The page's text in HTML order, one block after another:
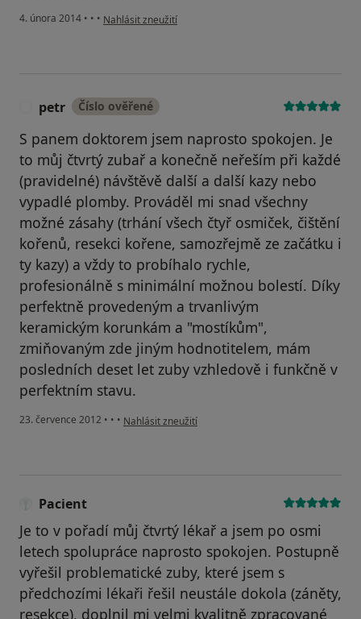
4. února 2014 • • • podle názoru uživatele Váš účet byl odstraněn
Nahlásit zneužití
petr Číslo ověřené
S panem doktorem jsem naprosto spokojen. Je
to můj čtvrtý zubař a konečně neřeším při každé
(pravidelné) návštěvě další a další kazy nebo
vypadlé plomby. Prováděl mi snad všechny
možné zásahy (trhání všech čtyř osmiček, čištění
kořenů, resekci kořene, samozřejmě ze začátku i
ty kazy) a vždy to probíhalo rychle,
profesionálně s minimální možnou bolestí. Díky
perfektně provedeným a trvanlivým
keramickým korunkám a "mostíkům",
zmiňovaným zde jiným hodnotitelem, mám
posledních deset let zuby vzhledově i funkčně v
perfektním stavu.
23. července 2012 • • • podle názoru uživatele petr
Nahlásit zneužití
Pacient
Je to v pořadí můj čtvrtý lékař a jsem po osmi
letech spolupráce naprosto spokojen. Postupně
vyřešil problematické zuby, které jsem s
předchozími lékaři řešil neustále dokola (záněty,
resekce), doplnil mi velmi kvalitně zpracované